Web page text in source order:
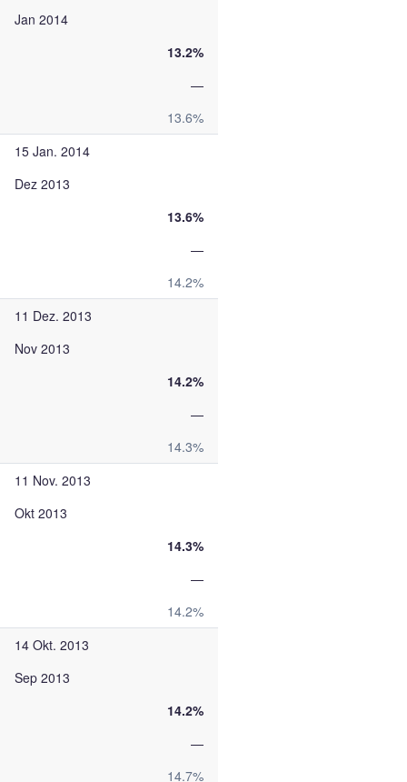
Jan 2014
13.2%
—
13.6%
15 Jan. 2014
Dez 2013
13.6%
—
14.2%
11 Dez. 2013
Nov 2013
14.2%
—
14.3%
11 Nov. 2013
Okt 2013
14.3%
—
14.2%
14 Okt. 2013
Sep 2013
14.2%
—
14.7%